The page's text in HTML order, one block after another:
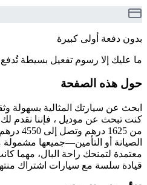
بدون دفعة أولى كبيرة
ما عليك إلا رسوم تفعيل بسيطة
حول هذه الصفحة
ابحث عن سيارتك المثالية بسهولة
كنت تبحث عن موديل ، فإننا نقدم لك
من 1625
الصيانة أو التأمين—جميعها
معتمدة لتمنحك راحة البال، مهما
قيادة سلسة مع سيارات اشتراك